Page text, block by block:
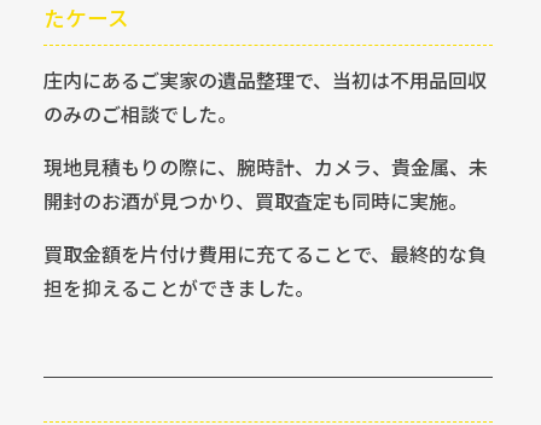
たケース
庄内にあるご実家の遺品整理で、当初は不用品回収
のみのご相談でした。
現地見積もりの際に、腕時計、カメラ、貴金属、未
開封のお酒が見つかり、買取査定も同時に実施。
買取金額を片付け費用に充てることで、最終的な負
担を抑えることができました。